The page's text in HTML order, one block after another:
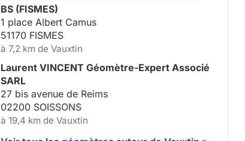
BS (FISMES)
1 place Albert Camus
51170 FISMES
à 7,2 km de Vauxtin
Laurent VINCENT Géomètre-Expert Associé
SARL
27 bis avenue de Reims
02200 SOISSONS
à 19,4 km de Vauxtin